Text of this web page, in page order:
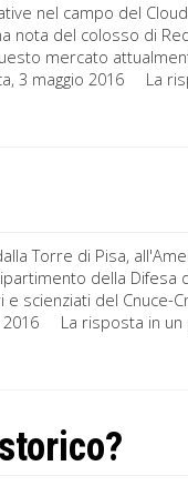
nel campo del
nota del colosso di
mercato
3 maggio 2016 La
Torre di Pisa,
della Difesa
scienziati del Cnuce-
2016 La risposta in